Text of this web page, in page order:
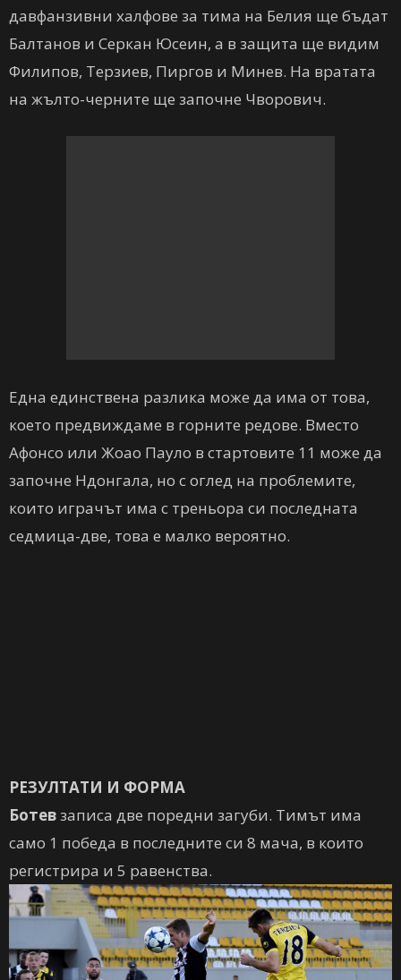
давфанзивни халфове за тима на Белия ще бъдат
Балтанов и Серкан Юсеин, а в защита ще видим
Филипов, Терзиев, Пиргов и Минев. На вратата
на жълто-черните ще започне Чворович.
Една единствена разлика може да има от това,
което предвиждаме в горните редове. Вместо
Афонсо или Жоао Пауло в стартовите 11 може да
започне Ндонгала, но с оглед на проблемите,
които играчът има с треньора си последната
седмица-две, това е малко вероятно.
РЕЗУЛТАТИ И ФОРМА
Ботевзаписа две поредни загуби. Тимът има
само 1 победа в последните си 8 мача, в които
регистрира и 5 равенства.